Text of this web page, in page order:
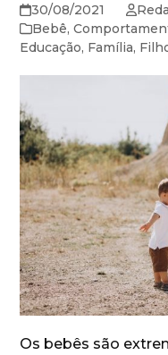
30/08/2021
Bebê,
Educação, Família,
Os bebês são